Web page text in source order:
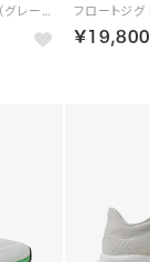
フロートジグ 2 / FLOATZIG 2 （グレー/グレー）
￥19,800